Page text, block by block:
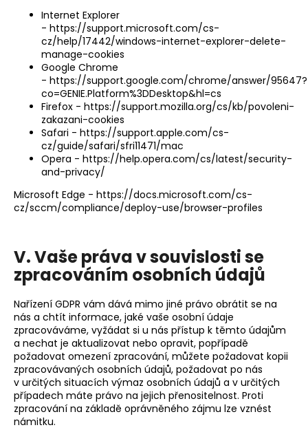
Internet Explorer
- https://support.microsoft.com/cs-
cz/help/17442/windows-internet-explorer-delete-
manage-cookies
Google Chrome
- https://support.google.com/chrome/answer/95647?
co=GENIE.Platform%3DDesktop&hl=cs
Firefox - https://support.mozilla.org/cs/kb/povoleni-
zakazani-cookies
Safari - https://support.apple.com/cs-
cz/guide/safari/sfri11471/mac
Opera - https://help.opera.com/cs/latest/security-
and-privacy/
Microsoft Edge - https://docs.microsoft.com/cs-
cz/sccm/compliance/deploy-use/browser-profiles
V. Vaše práva v souvislosti se
zpracováním osobních údajů
Nařízení GDPR vám dává mimo jiné právo obrátit se na
nás a chtít informace, jaké vaše osobní údaje
zpracováváme, vyžádat si u nás přístup k těmto údajům
a nechat je aktualizovat nebo opravit, popřípadě
požadovat omezení zpracování, můžete požadovat kopii
zpracovávaných osobních údajů, požadovat po nás
v určitých situacích výmaz osobních údajů a v určitých
případech máte právo na jejich přenositelnost. Proti
zpracování na základě oprávněného zájmu lze vznést
námitku.